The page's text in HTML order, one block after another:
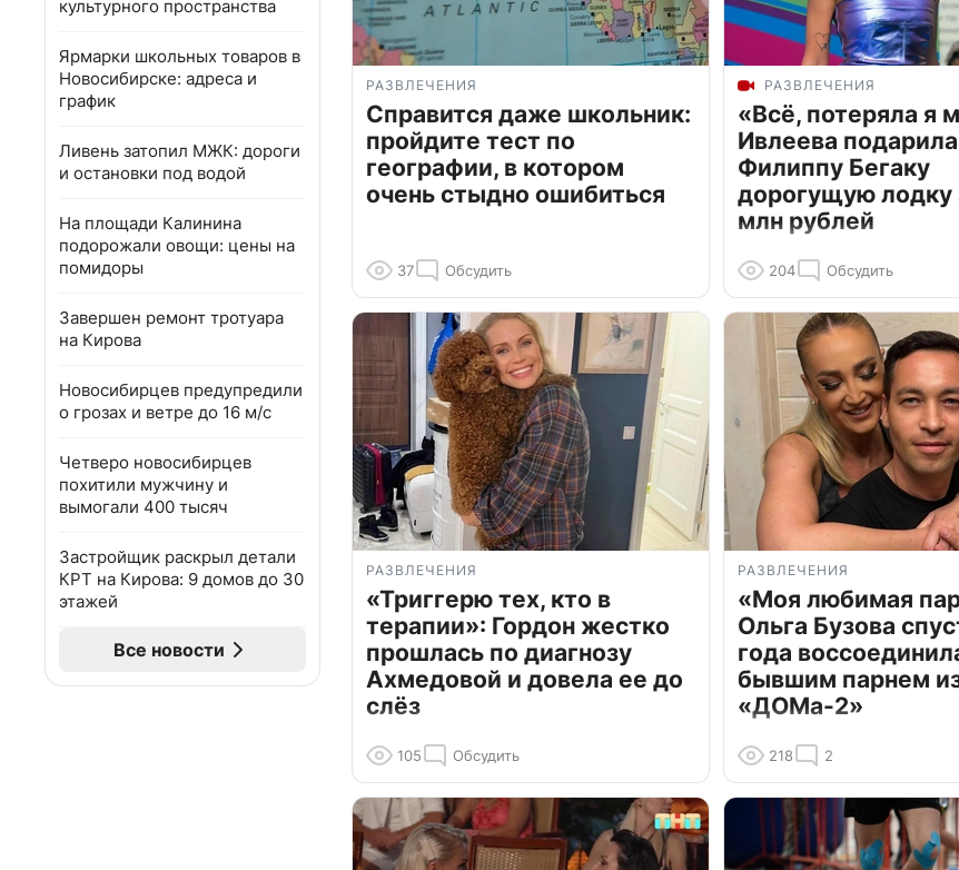
культурного пространства
Ярмарки школьных товаров в
Новосибирске: адреса и
график
Ливень затопил МЖК: дороги
и остановки под водой
На площади Калинина
подорожали овощи: цены на
помидоры
Завершен ремонт тротуара
на Кирова
Новосибирцев предупредили
о грозах и ветре до 16 м/с
Четверо новосибирцев
похитили мужчину и
вымогали 400 тысяч
Застройщик раскрыл детали
КРТ на Кирова: 9 домов до 30
этажей
Все новости
РАЗВЛЕЧЕНИЯ
Справится даже школьник:
пройдите тест по
географии, в котором
очень стыдно ошибиться
37 Обсудить
РАЗВЛЕЧЕНИЯ
«Всё, потеряла я
Ивлеева подарила
Филиппу Бегаку
дорогущую лодку
млн рублей
204 Обсудить
РАЗВЛЕЧЕНИЯ
«Триггерю тех, кто в
терапии»: Гордон жестко
прошлась по диагнозу
Ахмедовой и довела ее до
слёз
105 Обсудить
РАЗВЛЕЧЕНИЯ
«Моя любимая
Ольга Бузова
года
бывшим парнем
«ДОМа-2»
218 2